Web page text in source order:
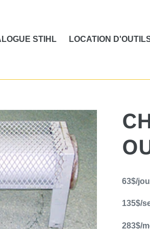
STIHL
LOCATION
d'un
à
63$/
135$/
283$/